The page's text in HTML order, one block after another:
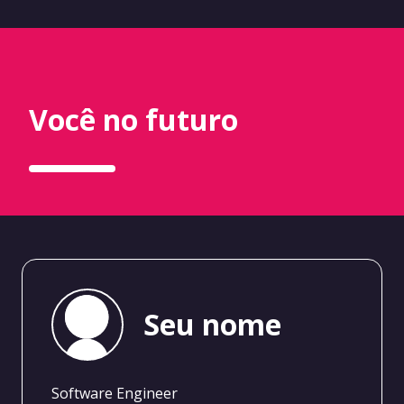
Você no futuro
Seu nome
Software Engineer